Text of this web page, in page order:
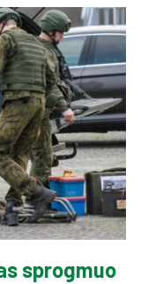
sprogmuo